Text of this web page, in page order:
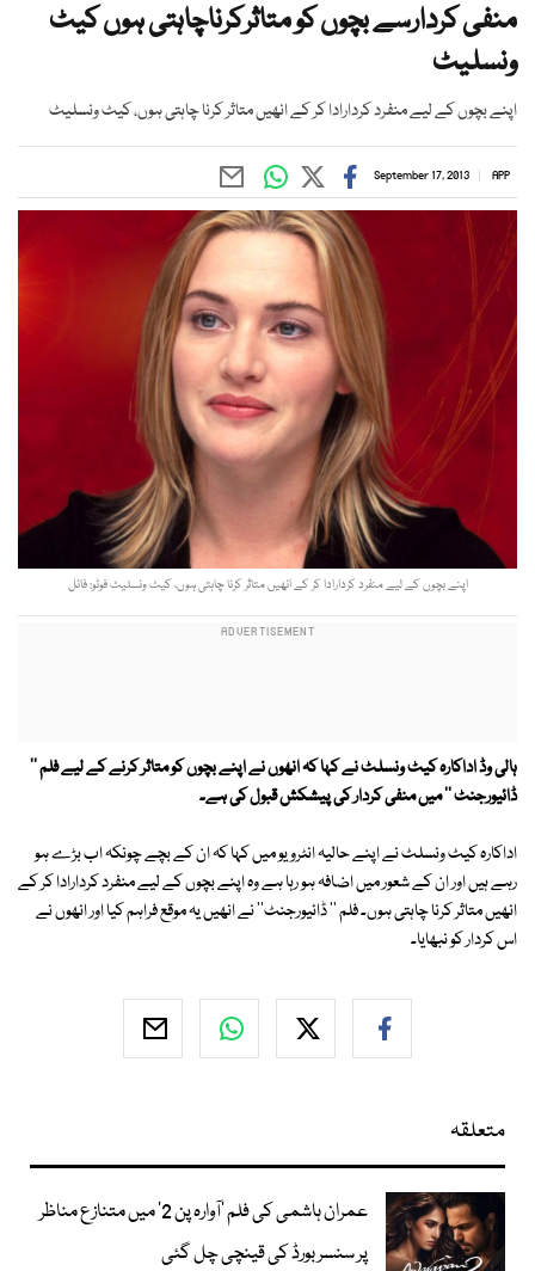
منفی کردارسے بچوں کو متاثرکرناچاہتی ہوں کیٹ
ونسلیٹ
اپنے بچوں کے لیے منفرد کردارادا کر کے انھیں متاثر کرنا چاہتی ہوں، کیٹ ونسلیٹ
APP
September 17, 2013
اپنے بچوں کے لیے منفرد کردارادا کر کے انھیں متاثر کرنا چاہتی ہوں، کیٹ ونسلیٹ فوٹو: فائل
ہالی وڈ اداکارہ کیٹ ونسلٹ نے کہا کہ انھوں نے اپنے بچوں کو متاثر کرنے کے لیے فلم ''
ڈائیورجنٹ '' میں منفی کردار کی پیشکش قبول کی ہے۔
اداکارہ کیٹ ونسلٹ نے اپنے حالیہ انٹرویو میں کہا کہ ان کے بچے چونکہ اب بڑے ہو
رہے ہیں اور ان کے شعور میں اضافہ ہو رہا ہے وہ اپنے بچوں کے لیے منفرد کردارادا کر کے
انھیں متاثر کرنا چاہتی ہوں۔ فلم '' ڈائیورجنٹ'' نے انھیں یہ موقع فراہم کیا اور انھوں نے
اس کردار کو نبھایا۔
متعلقہ
عمران ہاشمی کی فلم ’آوارہ پن 2‘ میں متنازع مناظر
پر سنسر بورڈ کی قینچی چل گئی